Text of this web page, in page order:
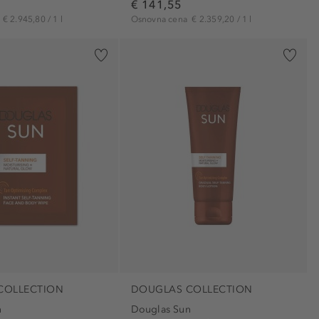
ustnice (2)
vrat (14)
€ 2.945,80 / 1 l
€ 141,55
Osnovna cena € 2.359,20 / 1 l
DOUGLAS COLLECTION
Douglas Sun